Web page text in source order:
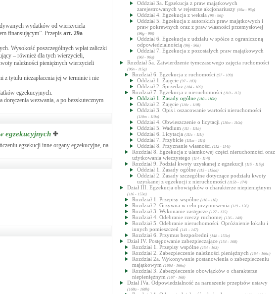
wydatków od wierzyciela
finansującym”. Przepis art. 29a
Wysokość poszczególnych wpłat zaliczki
– również dla tych wierzycieli,
należności pieniężnych wierzycieli
tytułu niezapłacenia jej w terminie i nie
egzekucyjnych.
wezwania, a po bezskutecznym
egzekucyjnych
egzekucji inne organy egzekucyjne, na
Oddział 3a. Egzekucja z praw majątkowych
zarejestrowanych w rejestrze akcjonariuszy (95a - 95g)
Oddział 4. Egzekucja z weksla (96 - 96f)
Oddział 5. Egzekucja z autorskich praw majątkowych i
praw pokrewnych oraz z praw własności przemysłowej
(96g - 96i)
Oddział 6. Egzekucja z udziału w spółce z ograniczoną
odpowiedzialnością (96j - 96k)
Oddział 7. Egzekucja z pozostałych praw majątkowych
(96l - 96q)
Rozdział 5a. Zatwierdzenie tymczasowego zajęcia ruchomości
(96n - 115g)
Rozdział 6. Egzekucja z ruchomości (97 - 109)
Oddział 1. Zajęcie (97 - 103)
Oddział 2. Sprzedaż (104 - 109)
Rozdział 7. Egzekucja z nieruchomości (110 - 113)
Oddział 1. Zasady ogólne (110 - 110b)
Oddział 2. Zajęcie (110c - 110l)
Oddział 3. Opis i oszacowanie wartości nieruchomości
(110m - 110u)
Oddział 4. Obwieszczenie o licytacji (110w - 110z)
Oddział 5. Wadium (111 - 111b)
Oddział 6. Licytacja (111c - 111l)
Oddział 7. Przybicie (111m - 111t)
Oddział 8. Przyznanie własności (112 - 114i)
Rozdział 8. Egzekucja z ułamkowej części nieruchomości oraz
użytkowania wieczystego (114 - 114i)
Rozdział 9. Podział kwoty uzyskanej z egzekucji (115 - 115g)
Oddział 1. Zasady ogólne (115 - 115aa)
Oddział 2. Zasady szczególne dotyczące podziału kwoty
uzyskanej z egzekucji z nieruchomości (115b - 174)
Dział III. Egzekucja obowiązków o charakterze niepieniężnym
(116 - 153a)
Rozdział 1. Przepisy wspólne (116 - 118)
Rozdział 2. Grzywna w celu przymuszenia (119 - 126)
Rozdział 3. Wykonanie zastępcze (127 - 135)
Rozdział 4. Odebranie rzeczy ruchomej (136 - 140)
Rozdział 5. Odebranie nieruchomości. Opróżnienie lokalu i
innych pomieszczeń (141 - 147)
Rozdział 6. Przymus bezpośredni (148 - 153a)
Dział IV. Postępowanie zabezpieczające (154 - 168)
Rozdział 1. Przepisy wspólne (154 - 163)
Rozdział 2. Zabezpieczenie należności pieniężnych (164 - 166c)
Rozdział 2a. Wykonywanie postanowienia o zabezpieczeniu
majątkowym (166d - 166n)
Rozdział 3. Zabezpieczenie obowiązków o charakterze
niepieniężnym (167 - 168)
Dział IVa. Odpowiedzialność za naruszenie przepisów ustawy
(168a - 168h)